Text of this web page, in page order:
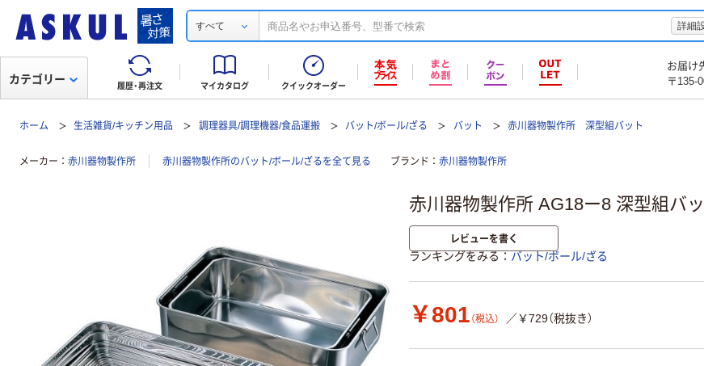
すべて 詳細
履歴・再注文 マイカタログ クイックオーダー
お届け
〒135-
カテゴリー
ホーム 生活雑貨/キッチン用品 調理器具/調理機器/食品運搬 バット/ボール/ざる バット 赤川器物製作所 深型組バット
メーカー 赤川器物製作所 赤川器物製作所のバット/ボール/ざるを全て見る ブランド 赤川器物製作所
赤川器物製作所 AG18ー8 深型組バ
レビューを書く
ランキングをみる バット/ボール/ざる
￥801 （税込） ／￥729（税抜き）